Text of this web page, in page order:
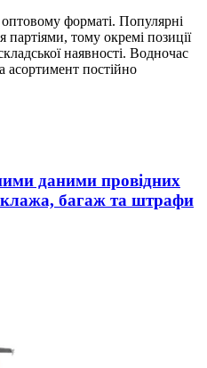
форматі. Популярні
тому окремі позиції
наявності. Водночас
асортимент постійно
даними провідних
багаж та штрафи